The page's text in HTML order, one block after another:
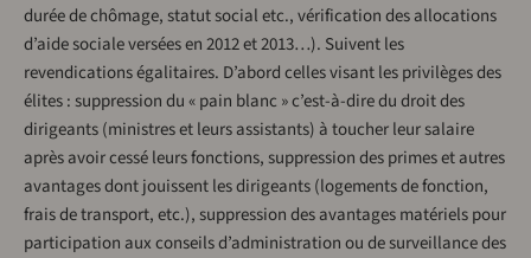
durée de chômage, statut social etc., vérification des allocations
d’aide sociale versées en 2012 et 2013…). Suivent les
revendications égalitaires. D’abord celles visant les privilèges des
élites : suppression du « pain blanc » c’est-à-dire du droit des
dirigeants (ministres et leurs assistants) à toucher leur salaire
après avoir cessé leurs fonctions, suppression des primes et autres
avantages dont jouissent les dirigeants (logements de fonction,
frais de transport, etc.), suppression des avantages matériels pour
participation aux conseils d’administration ou de surveillance des